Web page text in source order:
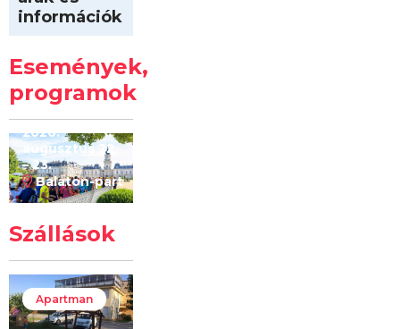
információk
Események,
programok
Kilóméterek
2026
2026.
augusztus 22
– 23.
Balaton-part
Szállások
Apartman